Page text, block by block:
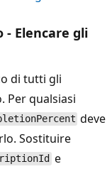
Elencare gli
di tutti gli
Per qualsiasi
deve
Sostituire
e